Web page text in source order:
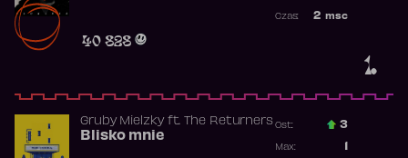
1.
40 828
2 msc
Czas:
Gruby Mielzkyft. The Returners
Blisko mnie
Ost.: 3
Max: